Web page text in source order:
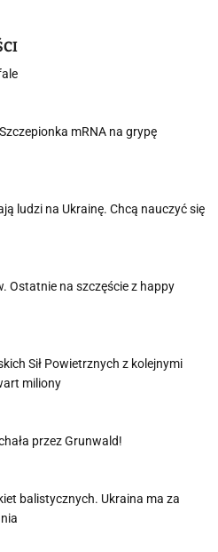
mRNA na grypę
ludzi na Ukrainę. Chcą nauczyć się
Ostatnie na szczęście z happy
Sił Powietrznych z kolejnymi
miliony
przez Grunwald!
balistycznych. Ukraina ma za